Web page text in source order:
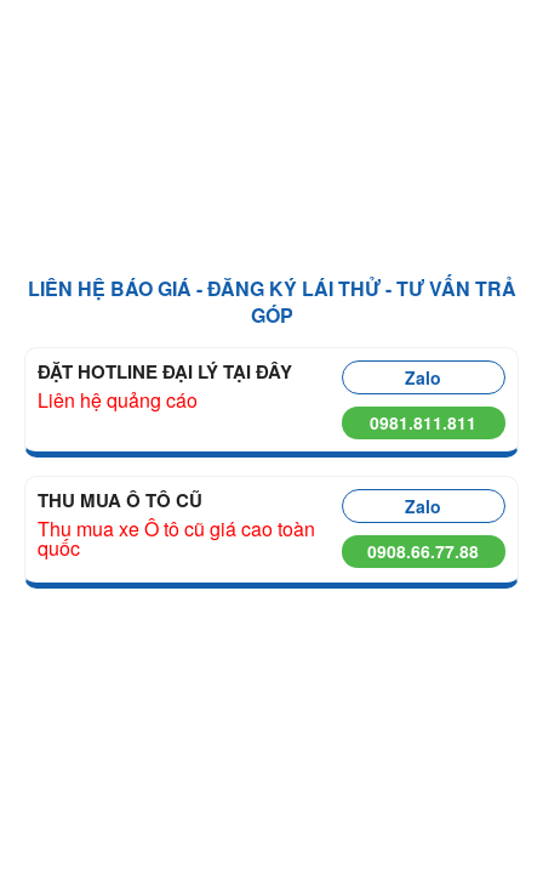
LIÊN HỆ BÁO GIÁ - ĐĂNG KÝ LÁI THỬ - TƯ VẤN TRẢ
GÓP
ĐẶT HOTLINE ĐẠI LÝ TẠI ĐÂY
Liên hệ quảng cáo
Zalo
0981.811.811
THU MUA Ô TÔ CŨ
Thu mua xe Ô tô cũ giá cao toàn
quốc
Zalo
0908.66.77.88